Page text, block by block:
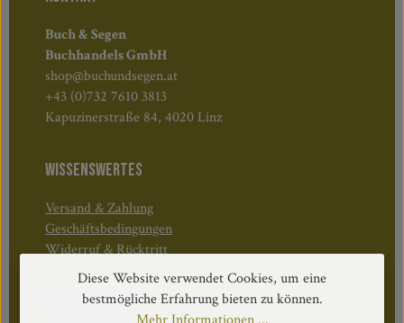
Buch & Segen
Buchhandels GmbH
shop@buchundsegen.at
+43 (0)732 7610 3813
Kapuzinerstraße 84, 4020 Linz
WISSENSWERTES
Versand & Zahlung
Geschäftsbedingungen
Widerruf & Rücktritt
Öffnungszeiten:
Diese Website verwendet Cookies, um eine
bestmögliche Erfahrung bieten zu können.